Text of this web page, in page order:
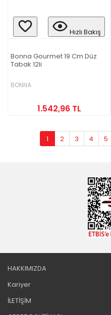
Hızlı Bakış
Bonna Gourmet 19 Cm Düz
Tabak 12li
BONNA
1.542,96 TL
1 2 3 4 5
HAKKIMIZDA
Kariyer
İLETİŞİM